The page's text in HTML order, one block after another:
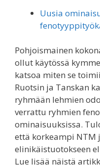
Uusia
Pohjoismainen
ollut käytössä
katsoa miten se
Ruotsin ja Tanskan
ryhmään lehmien
verrattu ryhmien
ominaisuuksissa.
että korkeampi NTM
elinikäistuotokseen
Lue lisää näistä